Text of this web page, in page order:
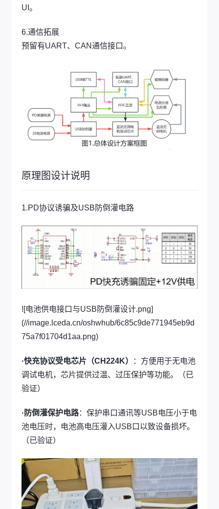
UI。
6.通信拓展
预留有UART、CAN通信接口。
原理图设计说明
1.PD协议诱骗及USB防倒灌电路
![电池供电接口与USB防倒灌设计.png]
(//image.lceda.cn/oshwhub/6c85c9de771945eb9d
75a7f01704d1aa.png)
·快充协议受电芯片（CH224K）
：方便用于无电池
调试电机，芯片提供过温、过压保护等功能。（已
验证）
·防倒灌保护电路：保护串口通讯等USB电压小于电
池电压时，电池高电压灌入USB口以致设备损坏。
（已验证）